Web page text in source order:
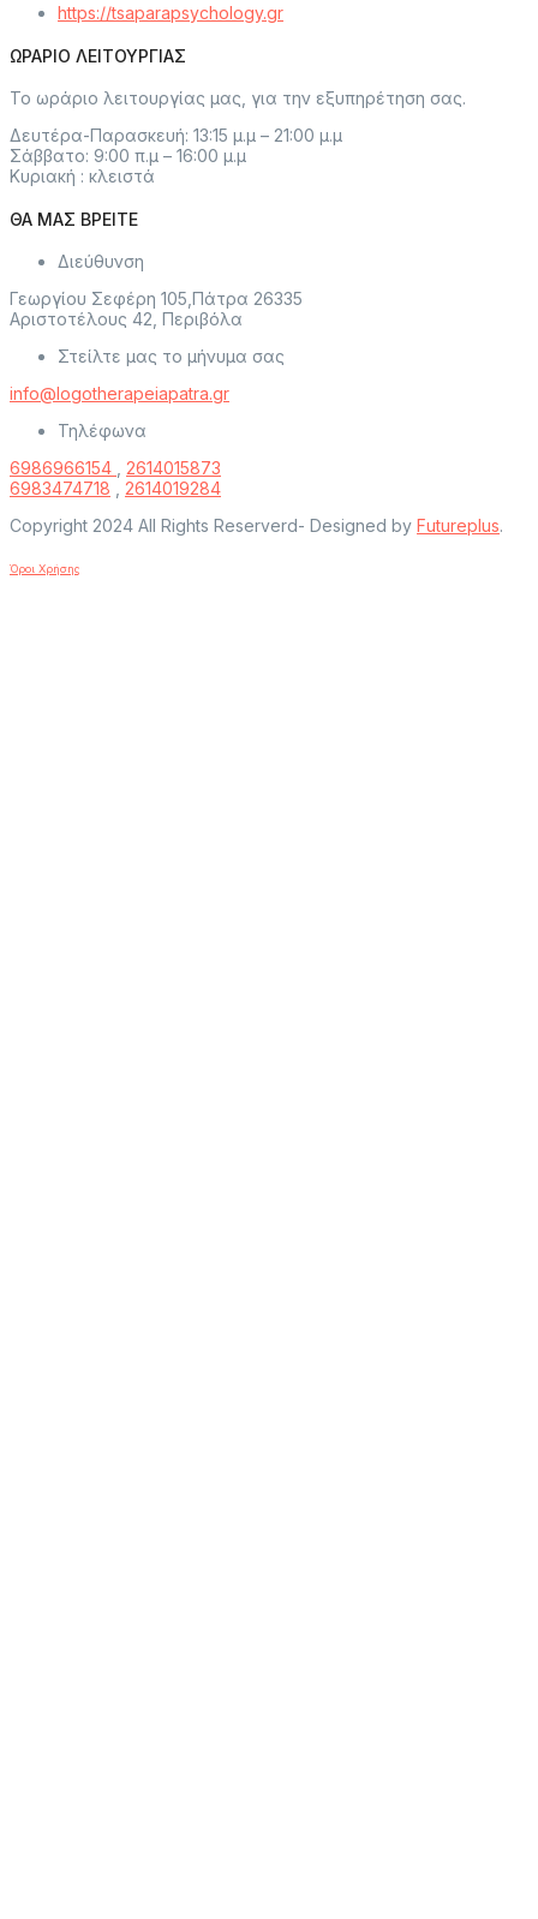
https://tsaparapsychology.gr
ΩΡΑΡΙΟ ΛΕΙΤΟΥΡΓΙΑΣ
Το ωράριο λειτουργίας μας, για την εξυπηρέτηση σας.
Δευτέρα-Παρασκευή: 13:15 μ.μ – 21:00 μ.μ
Σάββατο: 9:00 π.μ – 16:00 μ.μ
Κυριακή : κλειστά
ΘΑ ΜΑΣ ΒΡΕΙΤΕ
Διεύθυνση
Γεωργίου Σεφέρη 105,Πάτρα 26335
Αριστοτέλους 42, Περιβόλα
Στείλτε μας το μήνυμα σας
info@logotherapeiapatra.gr
Τηλέφωνα
6986966154 , 2614015873
6983474718 , 2614019284
Copyright 2024 All Rights Reserverd- Designed by Futureplus.
Όροι Χρήσης